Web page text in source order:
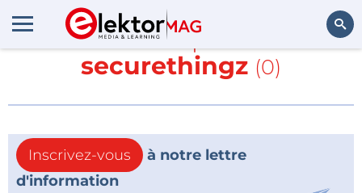
En savoir plus sur
securethingz (0)
Inscrivez-vous
à notre lettre
d'information